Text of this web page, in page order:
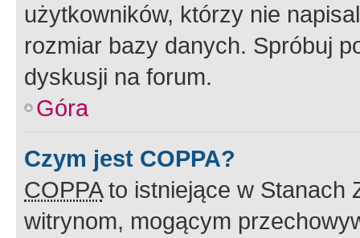
użytkowników, którzy nie
rozmiar bazy danych. Spróbuj
dyskusji na forum.
Góra
Czym jest COPPA?
COPPAto istniejące w Stanach
witrynom, mogącym